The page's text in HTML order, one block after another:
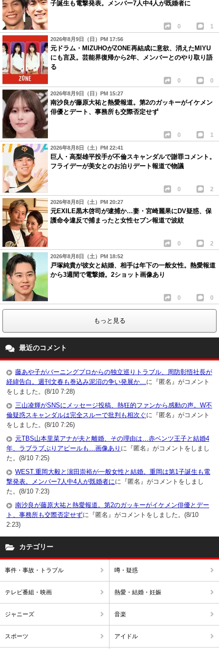
子誕生も電撃発表。メンバー7人中4人が既婚者に
0 1
2026年8月9日（日）PM 17:56
元ドラム・MIZUHOがZONE再結成に意欲、消えたMIYU
にも言及。芸能界復帰から2年、メンバーとのやり取り語
る
0 0
2026年8月9日（日）PM 15:27
南沙良が藤原大祐と熱愛報道。第2のガッキーがイケメン
俳優とデート、事務所も交際否定せず
0 1
2026年8月8日（土）PM 22:41
巨人・高梨雄平投手が不倫スキャンダルで謝罪コメント。
フライデーが美女とのお泊りデート報道で物議
0 2
2026年8月8日（土）PM 20:27
元EXILE黒木啓司が逮捕か…妻・宮崎麗果にDV疑惑、保
護命令違反で捕まったと女性セブン報道で波紋
0 2
2026年8月8日（土）PM 18:52
戸塚純貴が彼女と結婚、相手は年下の一般女性。熱愛報道
から3週間で電撃婚。2ショット画像あり
0 0
もっと見る
最近のコメント
藤あや子がバーニングプロからの独立巡りトラブル、周防彰悟社長が
経緯告白。週刊文春も巻込み泥沼の争い発展か…に『匿名』がコメント
をしました。(8/10 7:28)
三山凌輝がSNSにメッセージ投稿、熱狂的ファンから感動の声。W不
倫疑惑スキャンダルは完全スルーで批判も相次ぐに『匿名』がコメント
をしました。(8/10 7:26)
元TBS山本里菜アナが夫と離婚、その理由は…赤ベンツ王子と結婚4
年、ラブラブぶりアピールも…画像あり に『匿名』がコメントをしまし
た。(8/10 7:25)
WEST.重岡大毅と濵田崇裕が一般女性と結婚。重岡は第1子誕生も電
撃発表。メンバー7人中4人が既婚者にに『匿名』がコメントをしまし
た。(8/10 7:23)
南沙良が藤原大祐と熱愛報道。第2のガッキーがイケメン俳優とデー
ト、事務所も交際否定せずに『匿名』がコメントをしました。(8/10
2:23)
カテゴリー
事件・事故・トラブル 噂・疑惑
テレビ番組・映画 熱愛・結婚・妊娠
ジャニーズ 音楽
スポーツ アイドル